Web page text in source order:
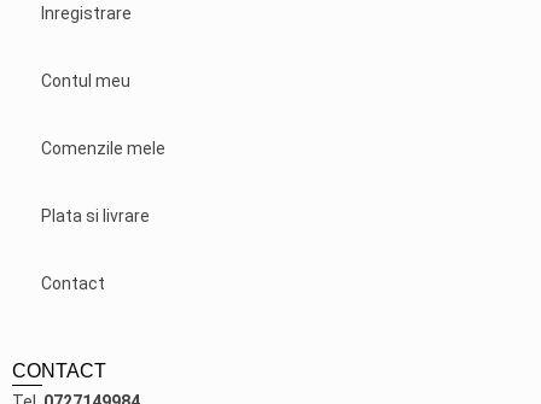
Inregistrare
Contul meu
Comenzile mele
Plata si livrare
Contact
CONTACT